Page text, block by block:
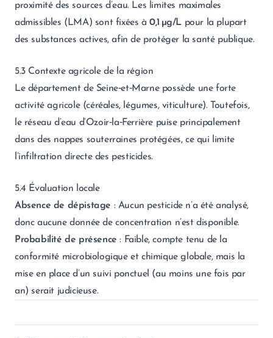
proximité des sources d’eau. Les limites maximales
admissibles (LMA) sont fixées à0,1 µg/L pour la plupart
des substances actives, afin de protéger la santé publique.
5.3 Contexte agricole de la région
Le département de Seine‑et‑Marne possède une forte
activité agricole (céréales, légumes, viticulture). Toutefois,
le réseau d’eau d’Ozoir‑la‑Ferrière puise principalement
dans des nappes souterraines protégées, ce qui limite
l’infiltration directe des pesticides.
5.4 Évaluation locale
Absence de dépistage : Aucun pesticide n’a été analysé,
donc aucune donnée de concentration n’est disponible.
Probabilité de présence : Faible, compte tenu de la
conformité microbiologique et chimique globale, mais la
mise en place d’un suivi ponctuel (au moins une fois par
an) serait judicieuse.